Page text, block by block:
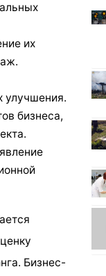
их
улучшения.
бизнеса,
Бизнес-